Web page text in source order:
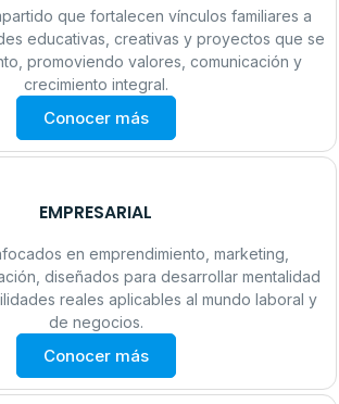
que fortalecen vínculos familiares a
educativas, creativas y proyectos que se
promoviendo valores, comunicación y
crecimiento integral.
Conocer más
EMPRESARIAL
en emprendimiento, marketing,
diseñados para desarrollar mentalidad
reales aplicables al mundo laboral y
de negocios.
Conocer más